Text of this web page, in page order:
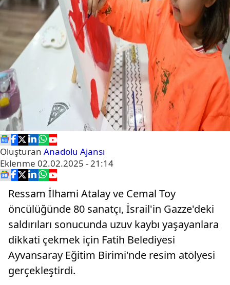
Oluşturan Anadolu Ajansı
Eklenme 02.02.2025 - 21:14
Ressam İlhami Atalay ve Cemal Toy
öncülüğünde 80 sanatçı, İsrail'in Gazze'deki
saldırıları sonucunda uzuv kaybı yaşayanlara
dikkati çekmek için Fatih Belediyesi
Ayvansaray Eğitim Birimi'nde resim atölyesi
gerçekleştirdi.